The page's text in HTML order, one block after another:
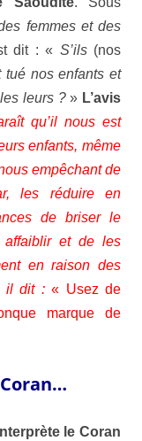
femmes et des
dit : « S’ils (nos
tué nos enfants et
leurs ?» L’avis
qu’il nous est
enfants, même
empêchant de
les réduire en
de briser le
et de les
en raison des
il dit :« Usez de
marque de
le Coran